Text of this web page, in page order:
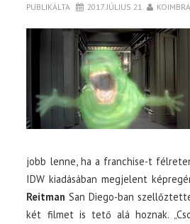
PUBLIKÁLTA 2017. JÚLIUS 21. KOIMBRA
jobb lenne, ha a franchise-t
IDW kiadásában megjelent
Reitman San Diego-ban
két filmet is tető alá hoznak.